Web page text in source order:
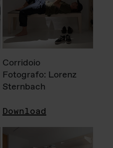
Corridoio
Fotografo: Lorenz
Sternbach
Download